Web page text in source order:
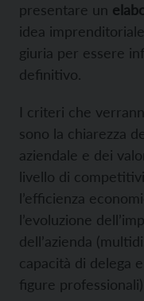
presentare un
idea
giuria per essere
definitivo.
I criteri che
sono la chiarezza
aziendale e dei
livello di
l’efficienza
l’evoluzione
dell’azienda
capacità di delega
figure